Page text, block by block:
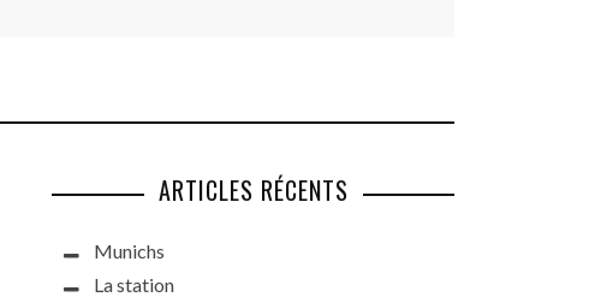
ARTICLES RÉCENTS
Munichs
La station